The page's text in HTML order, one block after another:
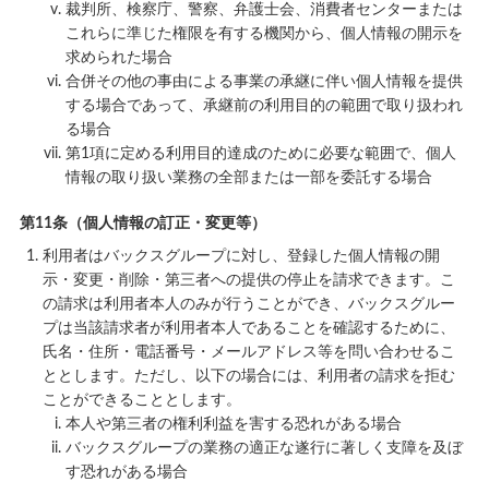
裁判所、検察庁、警察、弁護士会、消費者センターまたは
これらに準じた権限を有する機関から、個人情報の開示を
求められた場合
合併その他の事由による事業の承継に伴い個人情報を提供
する場合であって、承継前の利用目的の範囲で取り扱われ
る場合
第1項に定める利用目的達成のために必要な範囲で、個人
情報の取り扱い業務の全部または一部を委託する場合
第11条（個人情報の訂正・変更等）
利用者はバックスグループに対し、登録した個人情報の開
示・変更・削除・第三者への提供の停止を請求できます。こ
の請求は利用者本人のみが行うことができ、バックスグルー
プは当該請求者が利用者本人であることを確認するために、
氏名・住所・電話番号・メールアドレス等を問い合わせるこ
ととします。ただし、以下の場合には、利用者の請求を拒む
ことができることとします。
本人や第三者の権利利益を害する恐れがある場合
バックスグループの業務の適正な遂行に著しく支障を及ぼ
す恐れがある場合